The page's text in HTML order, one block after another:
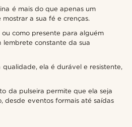
é mais do que apenas um
a sua fé e crenças.
ou como presente para alguém
lembrete constante da sua
ela é durável e resistente,
da pulseira permite que ela seja
desde eventos formais até saídas